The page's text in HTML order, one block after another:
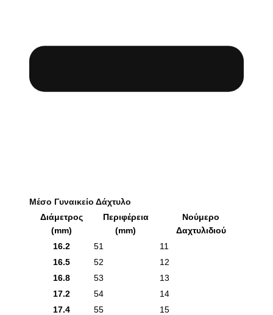
Μέσο Γυναικείο Δάχτυλο
Διάμετρος
(mm)
Περιφέρεια
(mm)
Νούμερο
Δαχτυλιδιού
16.2
51
11
16.5
52
12
16.8
53
13
17.2
54
14
17.4
55
15